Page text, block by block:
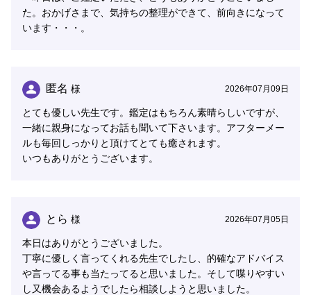
た。おかげさまで、気持ちの整理ができて、前向きになって
います・・・。
匿名 様 2026年07月09日
とても優しい先生です。鑑定はもちろん素晴らしいですが、
一緒に親身になってお話も聞いて下さいます。アフターメー
ルも毎回しっかりと頂けてとても癒されます。
いつもありがとうございます。
とら 様 2026年07月05日
本日はありがとうございました。
丁寧に優しく言ってくれる先生でしたし、的確なアドバイス
や言ってる事も当たってると思いました。そして喋りやすい
し又機会あるようでしたら相談しようと思いました。